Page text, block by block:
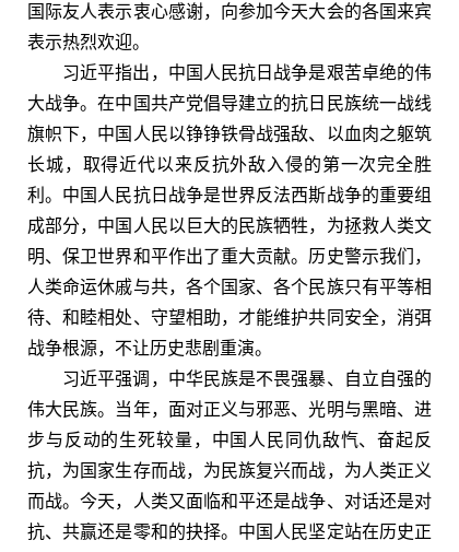
国际友人表示衷心感谢，向参加今天大会的各国来宾
表示热烈欢迎。
习近平指出，中国人民抗日战争是艰苦卓绝的伟
大战争。在中国共产党倡导建立的抗日民族统一战线
旗帜下，中国人民以铮铮铁骨战强敌、以血肉之躯筑
长城，取得近代以来反抗外敌入侵的第一次完全胜
利。中国人民抗日战争是世界反法西斯战争的重要组
成部分，中国人民以巨大的民族牺牲，为拯救人类文
明、保卫世界和平作出了重大贡献。历史警示我们，
人类命运休戚与共，各个国家、各个民族只有平等相
待、和睦相处、守望相助，才能维护共同安全，消弭
战争根源，不让历史悲剧重演。
习近平强调，中华民族是不畏强暴、自立自强的
伟大民族。当年，面对正义与邪恶、光明与黑暗、进
步与反动的生死较量，中国人民同仇敌忾、奋起反
抗，为国家生存而战，为民族复兴而战，为人类正义
而战。今天，人类又面临和平还是战争、对话还是对
抗、共赢还是零和的抉择。中国人民坚定站在历史正